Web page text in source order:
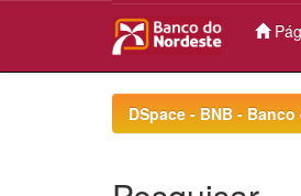
DSpace - BNB -